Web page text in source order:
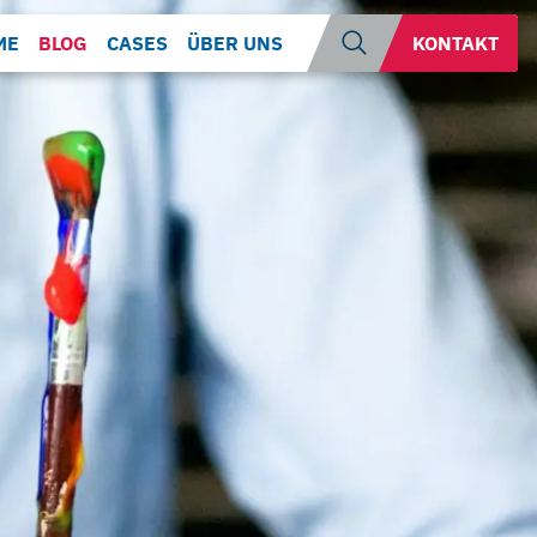
BLOG CASES ÜBER UNS
Suche
öffnen
KONTAKT